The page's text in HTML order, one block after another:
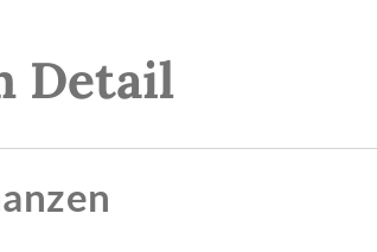
Detail